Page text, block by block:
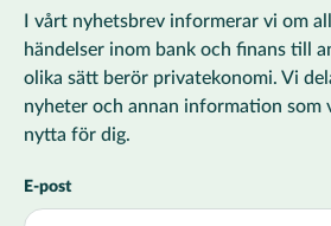
I vårt nyhetsbrev informerar vi om
händelser inom bank och finans till
olika sätt berör privatekonomi. Vi
nyheter och annan information som
nytta för dig.
E-post